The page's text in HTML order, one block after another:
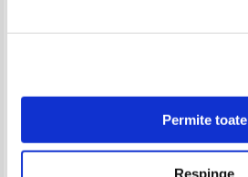
Permite toate
Respinge